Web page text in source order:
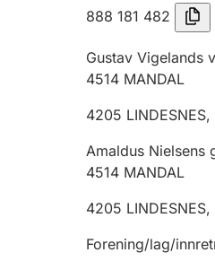
888 181 482
Gustav Vigelands
4514 MANDAL
4205 LINDESNES,
Amaldus Nielsens
4514 MANDAL
4205 LINDESNES,
Forening/lag/